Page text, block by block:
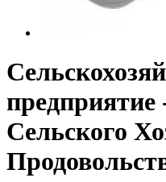
предприятие
Сельского